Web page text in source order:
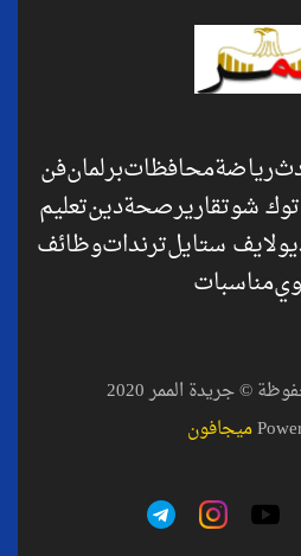
رياضةمحافظاتبرلمانفن
توك شوتقاريرصحةدينتعليم
لايف ستايلترنداتوظائف
مناسبات
© جريدة الممر 2020
ميجافون